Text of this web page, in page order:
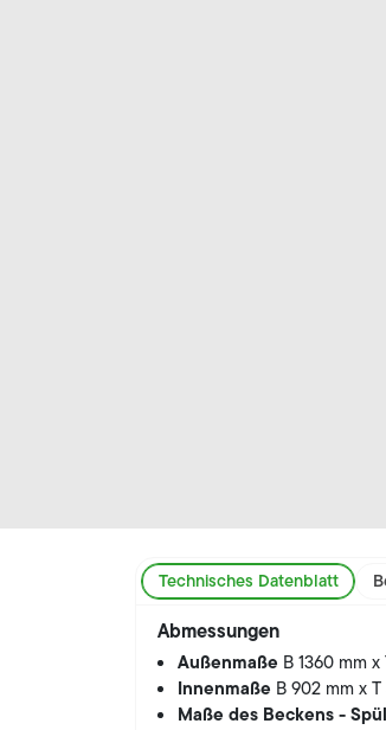
Technisches Datenblatt
Abmessungen
Außenmaße B 1360 mm
Innenmaße B 902 mm x
Maße des Beckens -